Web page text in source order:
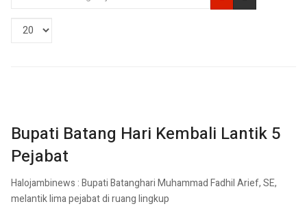
judul
Tampilkan
Bupati Batang Hari Kembali Lantik 5
Pejabat
Halojambinews : Bupati Batanghari Muhammad Fadhil Arief, SE,
melantik lima pejabat di ruang lingkup